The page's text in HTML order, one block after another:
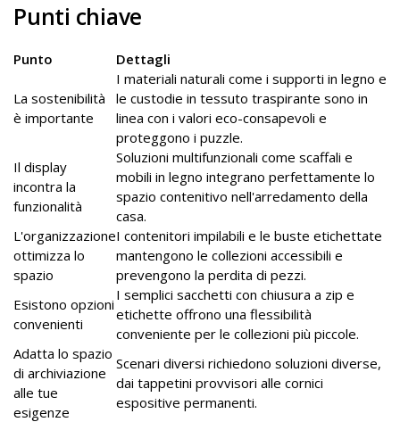
Punti chiave
Punto Dettagli
La sostenibilità
è importante
I materiali naturali come i supporti in legno e
le custodie in tessuto traspirante sono in
linea con i valori eco-consapevoli e
proteggono i puzzle.
Il display
incontra la
funzionalità
Soluzioni multifunzionali come scaffali e
mobili in legno integrano perfettamente lo
spazio contenitivo nell'arredamento della
casa.
L'organizzazione
ottimizza lo
spazio
I contenitori impilabili e le buste etichettate
mantengono le collezioni accessibili e
prevengono la perdita di pezzi.
Esistono opzioni
convenienti
I semplici sacchetti con chiusura a zip e
etichette offrono una flessibilità
conveniente per le collezioni più piccole.
Adatta lo spazio
di archiviazione
alle tue
esigenze
Scenari diversi richiedono soluzioni diverse,
dai tappetini provvisori alle cornici
espositive permanenti.